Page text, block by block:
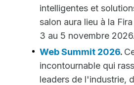
intelligentes et
salon aura lieu à la
3 au 5 novembre 2026.
Web Summit 2026.
incontournable qui
leaders de l'industrie,